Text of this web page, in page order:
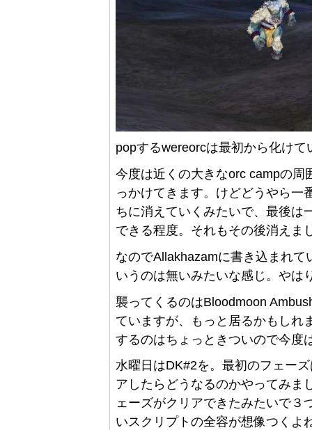
popするwereorcは最初から化け
今度は近くの大きなorc campの周
っかけてきます。けどどうやら一
ちに消えていくみたいで、最後は
できる程度。それもその後消えま
なのでAllakhazamに書き込まれ
いうのは無いみたいな感じ。やは
襲ってくるのはBloodmoon
ていますが、もっと居るかもしれ
するのはちょっときついので今度
水曜日はDK#2を。最初のフェー
アしたらどうなるのかやってみま
ェーズがクリアできたみたいで３
いスクリプトの全容が想像つくよ